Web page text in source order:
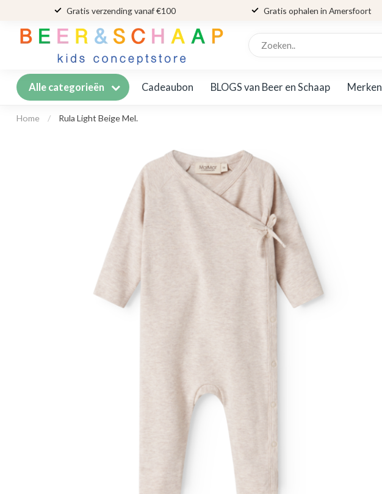
Gratis verzending vanaf €100 Gratis ophalen in Amersfoort
Alle categorieën Cadeaubon BLOGS van Beer en Schaap Merken
Home / Rula Light Beige Mel.